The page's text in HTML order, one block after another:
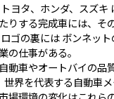
ヨタ、ホンダ、スズキ
りする完成車には、そ
ゴの裏には ボンネッ
の仕事がある。
動車やオートバイの品
界を代表する自動車メ